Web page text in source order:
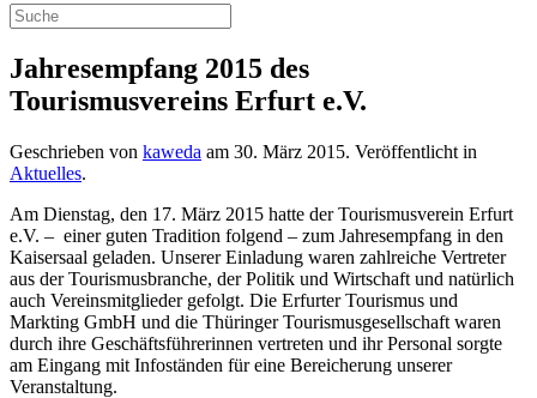
Jahresempfang 2015 des
Tourismusvereins Erfurt e.V.
Geschrieben von kaweda am 30. März 2015. Veröffentlicht in
Aktuelles.
Am Dienstag, den 17. März 2015 hatte der Tourismusverein Erfurt
e.V. – einer guten Tradition folgend – zum Jahresempfang in den
Kaisersaal geladen. Unserer Einladung waren zahlreiche Vertreter
aus der Tourismusbranche, der Politik und Wirtschaft und natürlich
auch Vereinsmitglieder gefolgt. Die Erfurter Tourismus und
Markting GmbH und die Thüringer Tourismusgesellschaft waren
durch ihre Geschäftsführerinnen vertreten und ihr Personal sorgte
am Eingang mit Infoständen für eine Bereicherung unserer
Veranstaltung.